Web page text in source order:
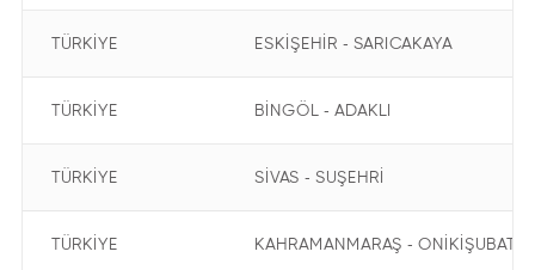
TÜRKİYE ESKİŞEHİR - SARICAKAYA
TÜRKİYE BİNGÖL - ADAKLI
TÜRKİYE SİVAS - SUŞEHRİ
TÜRKİYE KAHRAMANMARAŞ - ONİKİŞUBAT